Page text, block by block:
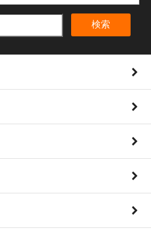
検索